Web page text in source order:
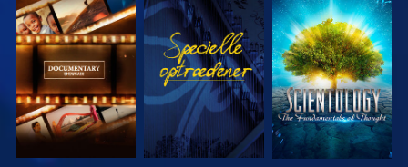
UDFORSK
SERIEN
SE
UDFORSK
SERIEN